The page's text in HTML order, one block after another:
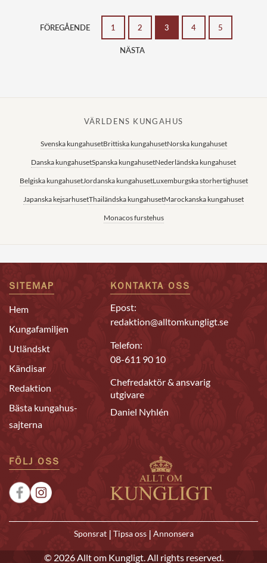
FÖREGÅENDE 1 2 3 4 5
NÄSTA
VÄRLDENS KUNGAHUS
Svenska kungahusetBrittiska kungahusetNorska kungahuset
Danska kungahusetSpanska kungahusetNederländska kungahuset
Belgiska kungahusetJordanska kungahusetLuxemburgska storhertighuset
Japanska kejsarhusetThailändska kungahusetMarockanska kungahuset
Monacos furstehus
SITEMAP
Hem
Kungafamiljen
Utländskt
Kändisar
Redaktion
Bästa kungahus-
sajterna
KONTAKTA OSS
Epost:
redaktion@alltomkungligt.se
Telefon:
08-611 90 10
Chefredaktör & ansvarig
utgivare
Daniel Nyhlén
FÖLJ OSS
Sponsrat | Tipsa oss | Annonsera
© 2026 Allt om Kungligt. All rights reserved.